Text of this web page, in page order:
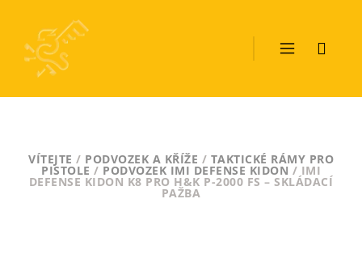
VÍTEJTE / PODVOZEK A KŘÍŽE / TAKTICKÉ RÁMY PRO
PISTOLE / PODVOZEK IMI DEFENSE KIDON / IMI
DEFENSE KIDON K8 PRO H&K P-2000 FS – SKLÁDACÍ
PAŽBA